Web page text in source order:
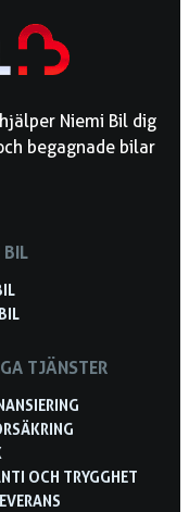
Niemi Bil dig
begagnade bilar
BIL
TJÄNSTER
OCH TRYGGHET